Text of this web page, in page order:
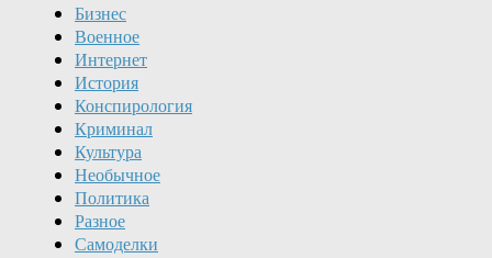
Бизнес
Военное
Интернет
История
Конспирология
Криминал
Культура
Необычное
Политика
Разное
Самоделки